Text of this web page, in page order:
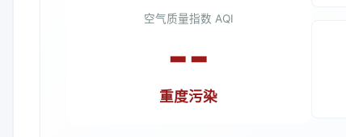
空气质量指数 AQI
--
重度污染